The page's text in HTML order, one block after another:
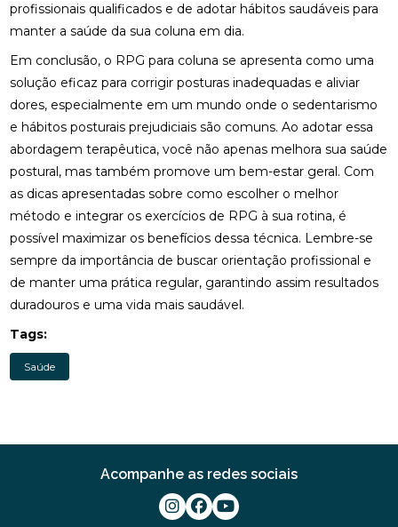
profissionais qualificados e de adotar hábitos saudáveis para
manter a saúde da sua coluna em dia.
Em conclusão, o RPG para coluna se apresenta como uma
solução eficaz para corrigir posturas inadequadas e aliviar
dores, especialmente em um mundo onde o sedentarismo
e hábitos posturais prejudiciais são comuns. Ao adotar essa
abordagem terapêutica, você não apenas melhora sua saúde
postural, mas também promove um bem-estar geral. Com
as dicas apresentadas sobre como escolher o melhor
método e integrar os exercícios de RPG à sua rotina, é
possível maximizar os benefícios dessa técnica. Lembre-se
sempre da importância de buscar orientação profissional e
de manter uma prática regular, garantindo assim resultados
duradouros e uma vida mais saudável.
Tags:
Saúde
MELHORAR A MOBILIDADE
MELHORAR A QUALIDADE DE VIDA
OSTEOPATIA CERVICAL: COMO ALIVIAR DORES E
MELHORAR SUA QUALIDADE DE VIDA
PARA ALÍVIO DA DOR E RIGIDEZ
OSTEOPATIA COLUNA: COMO ESSA PRÁTICA PODE
TRANSFORMAR SUA SAÚDE
OSTEOPATIA COLUNA: COMO MELHORA A SAÚDE
DA SUA COLUNA
QUE VOCÊ PRECISA CONHECER
OSTEOPATIA DA COLUNA: TRATAMENTOS E
EFICAZ
Acompanhe as redes sociais